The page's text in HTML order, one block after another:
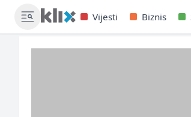
Vijesti Biznis